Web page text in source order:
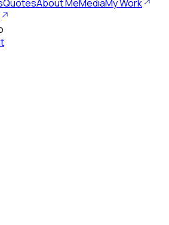
QuotesAbout MeMediaMy Work